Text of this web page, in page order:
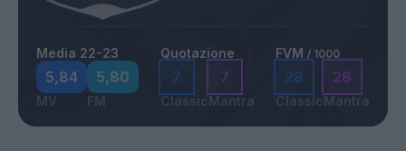
Media 22-23
5,84
MV
5,80
FM
Quotazione
7
Classic
7
Mantra
FVM / 1000
28
Classic
28
Mantra